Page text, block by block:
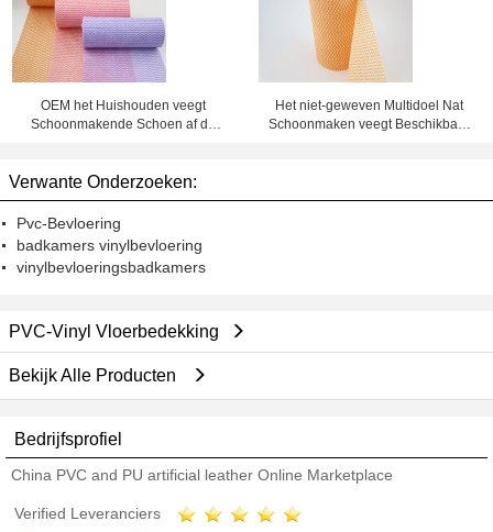
OEM het Huishouden veegt
Schoonmakende Schoen af de
Het niet-geweven Multidoel Nat
Schoonmaken veegt Beschikbare
Verwante Onderzoeken:
Pvc-Bevloering
badkamers vinylbevloering
vinylbevloeringsbadkamers
PVC-Vinyl Vloerbedekking
Bekijk Alle Producten
Bedrijfsprofiel
China PVC and PU artificial leather Online Marketplace
Verified Leveranciers